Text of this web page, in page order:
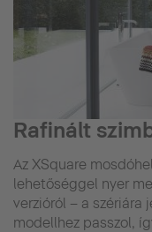
Rafinált
Az XSquare
lehetőséggel nyer
verzióról – a szériára
modellhez passzol,